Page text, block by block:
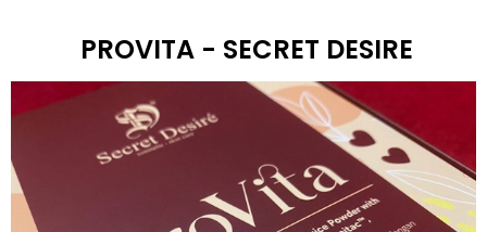
PROVITA - SECRET DESIRE